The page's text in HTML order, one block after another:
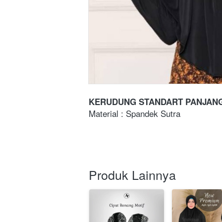
KERUDUNG STANDART
Material : Spandek Sutra
Produk Lainnya